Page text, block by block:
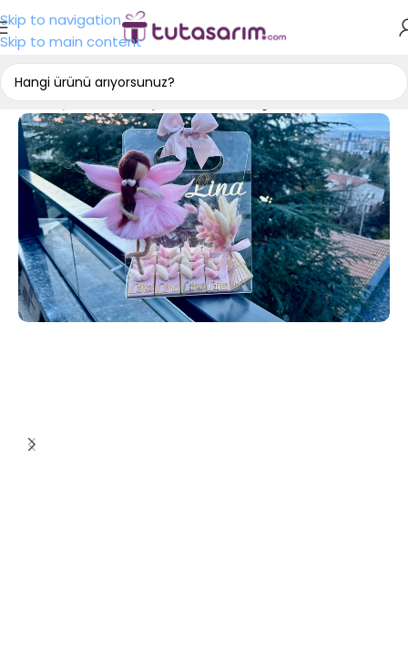
Skip to navigation
Skip to main content
Ana Sayfa Tasarım Çikolata Bebek Çikolatası